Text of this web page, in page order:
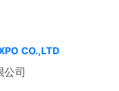
CO.,LTD
公司